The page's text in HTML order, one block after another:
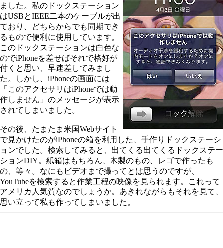
ました。私のドックステーション
はUSBとIEEE二本のケーブルが出
ており、どちらからでも同期でき
るもので便利に使用しています。
このドックステーションは白色な
のでiPhoneを差せばそれで格好が
付くと思い、早速差してみまし
た。しかし、iPhoneの画面には
「このアクセサリはiPhoneでは動
作しません」のメッセージが表示
されてしまいました。
その後、たまたま米国Webサイト
で見かけたのがiPhoneの箱を利用した、手作りドックステーシ
ョンでした。検索してみると、出てくる出てくるドックステー
ションDIY。紙箱はもちろん、木製のもの、レゴで作ったも
の、等々。なにもビデオまで撮ってとは思うのですが、
YouTubeを検索すると作業工程の映像を見られます。これって
アメリカ人気質なのでしょうか。あきれながらもそれを見て、
思い立って私も作ってしまいました。